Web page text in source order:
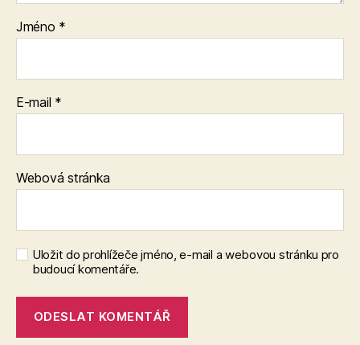
Jméno *
E-mail *
Webová stránka
Uložit do prohlížeče jméno, e-mail a webovou stránku pro
budoucí komentáře.